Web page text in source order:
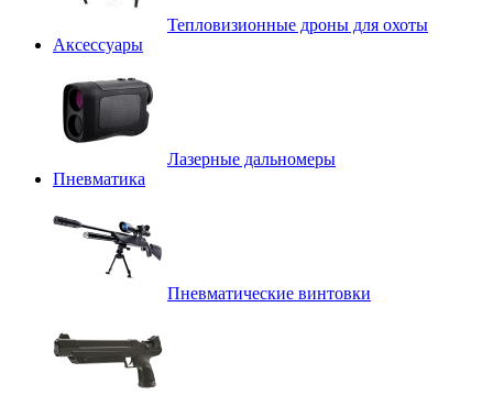
Тепловизионные дроны для охоты
Аксессуары
Лазерные дальномеры
Пневматика
Пневматические винтовки